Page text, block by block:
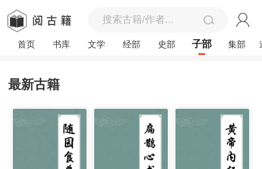
首页 书库 文学 经部 史部 子部 集部
最新古籍